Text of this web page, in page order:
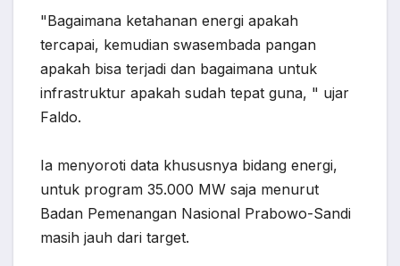
"Bagaimana ketahanan energi apakah
tercapai, kemudian swasembada pangan
apakah bisa terjadi dan bagaimana untuk
infrastruktur apakah sudah tepat guna, " ujar
Faldo.
Ia menyoroti data khususnya bidang energi,
untuk program 35.000 MW saja menurut
Badan Pemenangan Nasional Prabowo-Sandi
masih jauh dari target.